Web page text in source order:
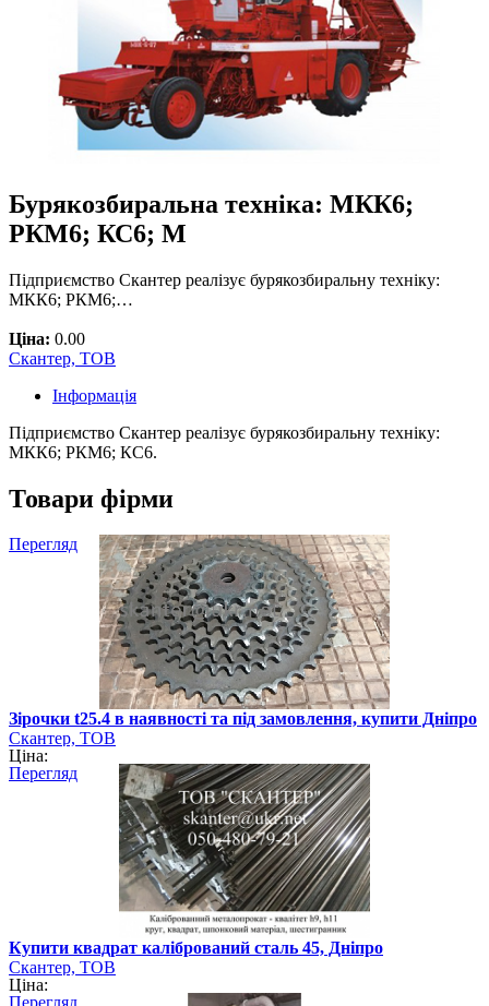
Бурякозбиральна техніка: МКК6;
РКМ6; КС6; М
Підприємство Скантер реалізує бурякозбиральну техніку:
МКК6; РКМ6;…
Ціна: 0.00
Скантер, ТОВ
Інформація
Підприємство Скантер реалізує бурякозбиральну техніку:
МКК6; РКМ6; КС6.
Товари фірми
Перегляд
Зірочки t25.4 в наявності та під замовлення, купити Дніпро
Скантер, ТОВ
Ціна:
Перегляд
Купити квадрат калібрований сталь 45, Дніпро
Скантер, ТОВ
Ціна: